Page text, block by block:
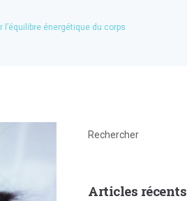
énergétique du corps
Rechercher
Articles récents